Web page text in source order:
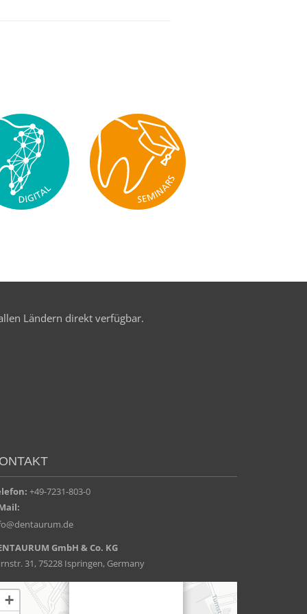
Ländern direkt verfügbar.
+49-7231-803-0
GmbH & Co. KG
31, 75228 Ispringen, Germany